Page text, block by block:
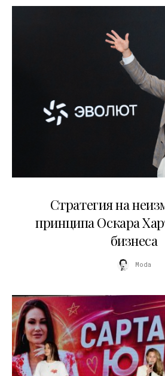
Стратегия на
принципа Оскара
бизнеса
Moda